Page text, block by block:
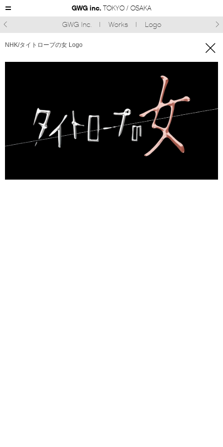
GWG inc. TOKYO / OSAKA
GWG Inc.
Works Logo
NHK/タイトロープの女 Logo 
 